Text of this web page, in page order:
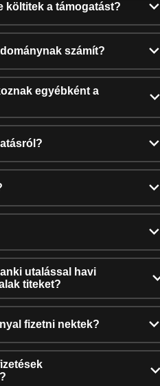
költitek a támogatást?
számít?
egyébként a
utalással havi
titeket?
fizetni nektek?